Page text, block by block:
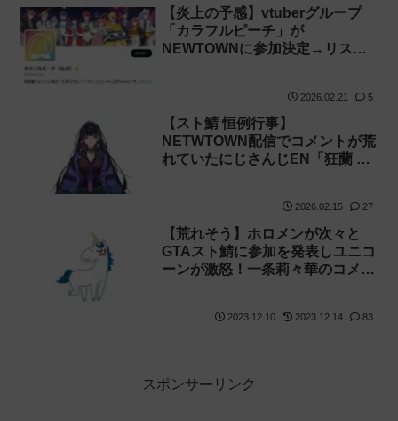
【炎上の予感】vtuberグループ
「カラフルピーチ」が
NEWTOWNに参加決定→リスナ
2026.02.21 5
【スト鯖 恒例行事】
NETWTOWN配信でコメントが荒
れていたにじさんじEN「狂蘭 メ
2026.02.15 27
【荒れそう】ホロメンが次々と
GTAスト鯖に参加を発表しユニコ
ーンが激怒！一条莉々華のコメン
2023.12.10 2023.12.14 83
スポンサーリンク